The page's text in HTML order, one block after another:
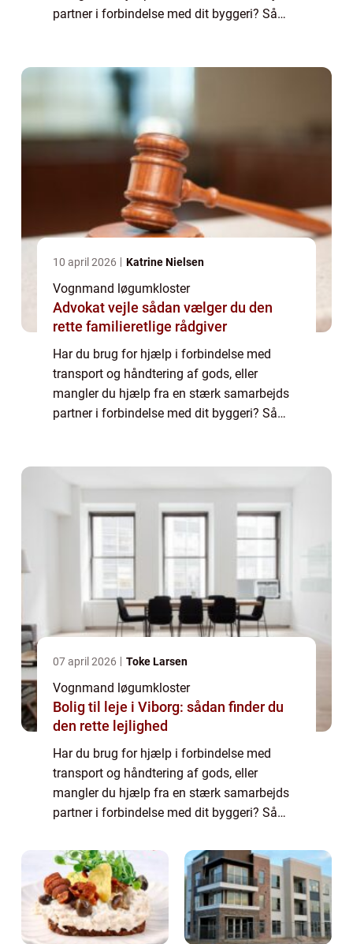
partner i forbindelse med dit byggeri? Så
10 april 2026 Katrine Nielsen
Vognmand løgumkloster
Advokat vejle sådan vælger du den
rette familieretlige rådgiver
Har du brug for hjælp i forbindelse med
transport og håndtering af gods, eller
mangler du hjælp fra en stærk samarbejds
partner i forbindelse med dit byggeri? Så
07 april 2026 Toke Larsen
Vognmand løgumkloster
Bolig til leje i Viborg: sådan finder du
den rette lejlighed
Har du brug for hjælp i forbindelse med
transport og håndtering af gods, eller
mangler du hjælp fra en stærk samarbejds
partner i forbindelse med dit byggeri? Så
og få en aftale sat i stand. Hvem er den
bed...